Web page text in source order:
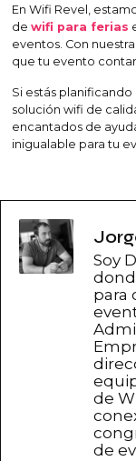
En Wifi Revel,
de wifi para ferias
eventos. Con
que tu evento
Si estás planificando
solución wifi de
encantados de
inigualable para tu
Soy
para
de
de